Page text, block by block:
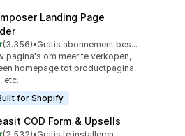
Landing Page
5 sterren
(3.356)
recensies in totaal
•
Gratis abonnement beschikbaar
pagina's om meer te verkopen,
homepage tot productpagina,
etc.
for Shopify
COD Form & Upsells
5 sterren